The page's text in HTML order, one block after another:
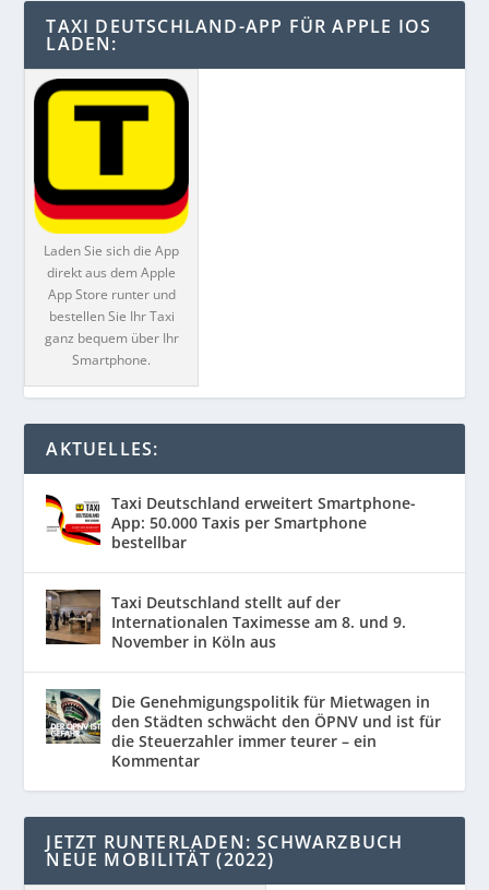
TAXI DEUTSCHLAND-APP FÜR APPLE IOS
LADEN:
Laden Sie sich die App
direkt aus dem Apple
App Store runter und
bestellen Sie Ihr Taxi
ganz bequem über Ihr
Smartphone.
AKTUELLES:
Taxi Deutschland erweitert Smartphone-
App: 50.000 Taxis per Smartphone
bestellbar
Taxi Deutschland stellt auf der
Internationalen Taximesse am 8. und 9.
November in Köln aus
Die Genehmigungspolitik für Mietwagen in
den Städten schwächt den ÖPNV und ist für
die Steuerzahler immer teurer – ein
Kommentar
JETZT RUNTERLADEN: SCHWARZBUCH
NEUE MOBILITÄT (2022)